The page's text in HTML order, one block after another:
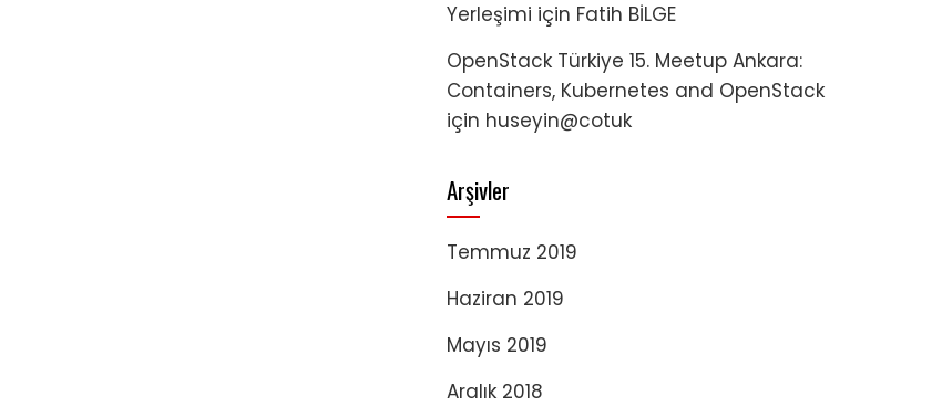
Yerleşimi için Fatih BİLGE
OpenStack Türkiye 15. Meetup Ankara:
Containers, Kubernetes and OpenStack
için huseyin@cotuk
Arşivler
Temmuz 2019
Haziran 2019
Mayıs 2019
Aralık 2018